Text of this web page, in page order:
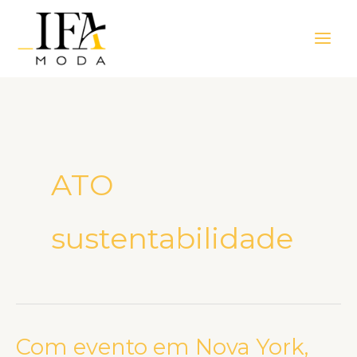
Menu
ATO
sustentabilidade
Com evento em Nova York,
Com